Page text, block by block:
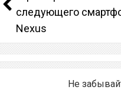
следующего
Nexus
Не